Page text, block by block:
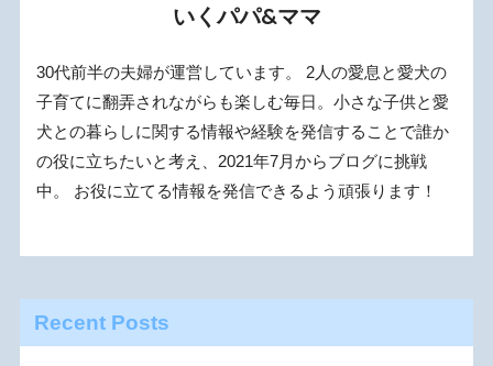
いくパパ&ママ
30代前半の夫婦が運営しています。 2人の愛息と愛犬の
子育てに翻弄されながらも楽しむ毎日。小さな子供と愛
犬との暮らしに関する情報や経験を発信することで誰か
の役に立ちたいと考え、2021年7月からブログに挑戦
中。 お役に立てる情報を発信できるよう頑張ります！
Recent Posts